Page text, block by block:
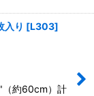
り [L303]
約60cm）計